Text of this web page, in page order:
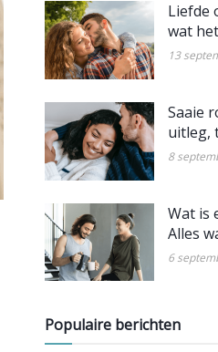
Liefde
wat
13
Saaie
uitleg,
8
Wat is
Alles
6
Populaire berichten